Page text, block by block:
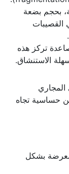
بحجم بضعة
القصيبات
تركز هذه
الاستنشاق.
المجاري
حساسية تجاه
بشكل